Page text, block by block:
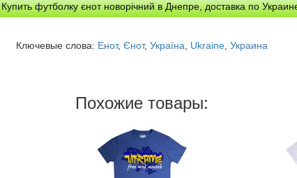
Купить футболку єнот новорічний в Днепре, доставка по
Ключевые слова: Енот, Єнот, Україна Ukraine, Украина
Похожие товары: